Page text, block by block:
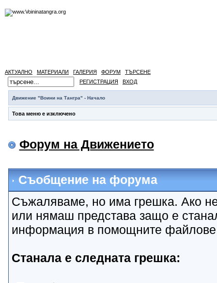
АКТУАЛНО МАТЕРИАЛИ ГАЛЕРИЯ ФОРУМ
ТЪРСЕНЕ
РЕГИСТРАЦИЯ
ВХОД
Движение "Воини на Тангра" - Начало
Това меню е изключено
Форум на Движението
Съобщение на форума
Съжаляваме, но има грешка. Ако
или нямаш представа защо е
информация в помощните
Станала е следната грешка: